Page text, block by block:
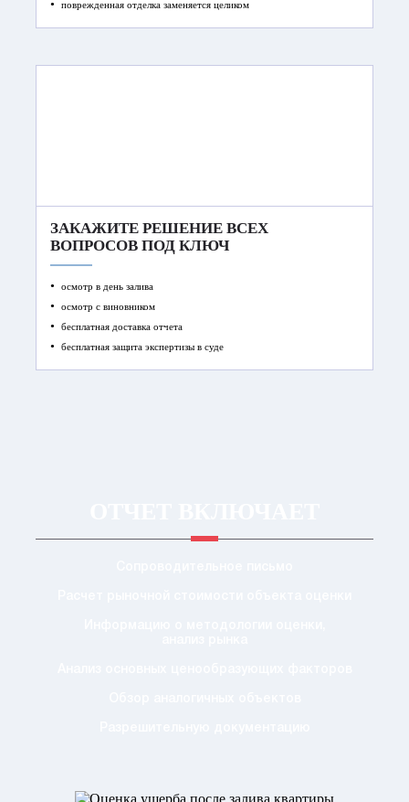
поврежденная отделка заменяется целиком
ЗАКАЖИТЕ РЕШЕНИЕ ВСЕХ
ВОПРОСОВ ПОД КЛЮЧ
осмотр в день залива
осмотр с виновником
бесплатная доставка отчета
бесплатная защита экспертизы в суде